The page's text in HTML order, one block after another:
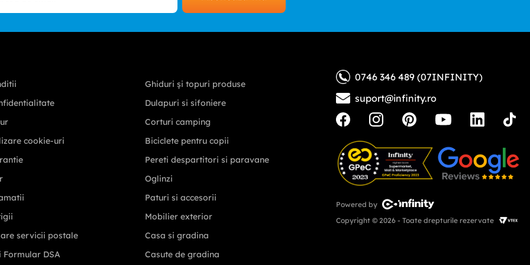
cookie-uri
servicii postale
Formular DSA
Ghiduri și topuri produse
Dulapuri si sifoniere
Corturi camping
Biciclete pentru copii
Pereti despartitori si paravane
Oglinzi
Paturi si accesorii
Mobilier exterior
Casa si gradina
Casute de gradina
0746 346 489 (07INFINITY)
suport@infinity.ro
Powered by
Copyright © 2026 - Toate drepturile rezervate